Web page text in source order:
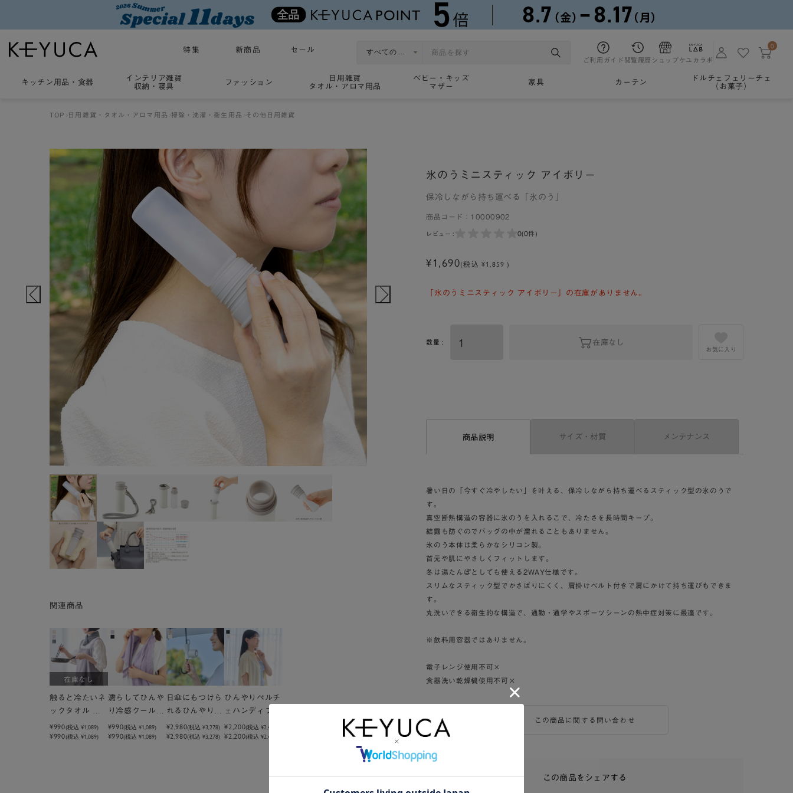
特集 新商品 セール
ご利用ガイド 閲覧履歴 ショップケユカラボ
0
キッチン用品 ・ 食器
インテリア雑貨
収納・寝具
ファッション
日用雑貨
タオル・アロマ用品
ベビー・キッズ
マザー
家具 カーテン
ドルチェフェリーチェ
（お菓子）
TOP 日用雑貨・タオル・アロマ用品 掃除・洗濯・衛生用品 その他日用雑貨
氷のうミニスティック アイボリー
保冷しながら持ち運べる「氷のう」
商品コード： 10000902
レビュー : 0(0件)
¥1,690(税込 ¥1,859 )
「氷のうミニスティック アイボリー」の在庫がありません。
数量 : 在庫なし
お気に入り
商品説明 サイズ・材質 メンテナンス
暑い日の「今すぐ冷やしたい」を叶える、保冷しながら持ち運べるスティック型の氷のうで
す。
真空断熱構造の容器に氷のうを入れるこで、冷たさを長時間キープ。
結露も防ぐのでバッグの中が濡れることもありません。
氷のう本体は柔らかなシリコン製。
首元や肌にやさしくフィットします。
冬は湯たんぽとしても使える2WAY仕様です。
スリムなスティック型でかさばりにくく、肩掛けベルト付きで肩にかけて持ち運びもできま
す。
丸洗いできる衛生的な構造で、通勤・通学やスポーツシーンの熱中症対策に最適です。
※飲料用容器ではありません。
電子レンジ使用不可×
食器洗い乾燥機使用不可×
この商品に関する問い合わせ
この商品をシェアする
関連商品
在庫なし
触ると冷たいネ
ックタオル 凍
らない保冷剤付
8×65cm
¥990(税込 ¥1,089)
¥990(税込 ¥1,089)
濡らしてひんや
り冷感クールタ
オル ポーチ付
¥990(税込¥1,089)
¥990(税込 ¥1,089)
日傘にもつけら
れるひんやりペ
ルチェハンディ
ファン（LCAF
¥2,980(税込¥3,278)
¥2,980(税込 ¥3,278)
ひんやりペルチ
ェハンディファ
ン（iFanピコフ
リーズ）
¥2,200(税込¥2,420
¥2,200(税込 ¥2,420)